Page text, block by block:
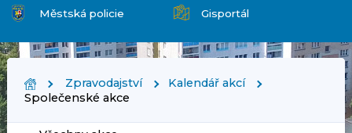
Městská policie Gisportál
Zpravodajství
Kalendář akcí
Společenské akce